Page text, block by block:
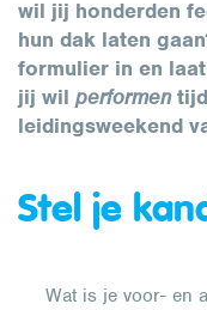
wil jij honderden
hun dak laten
formulier in en
jij wil performen
leidingsweekend
Stel je
Wat is je voor- en